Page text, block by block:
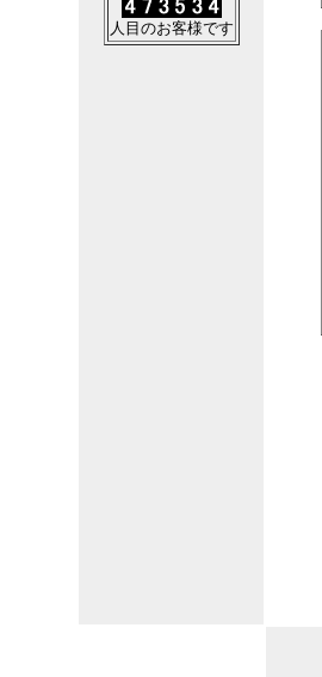
人目のお客様です